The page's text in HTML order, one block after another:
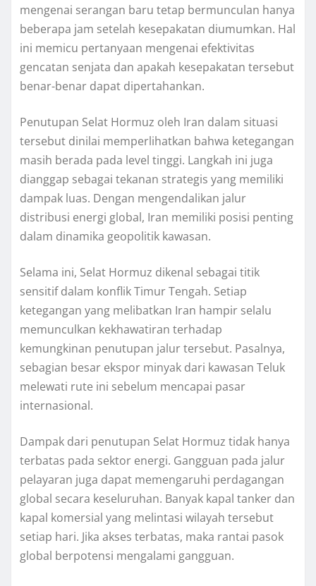
mengenai serangan baru tetap bermunculan hanya
beberapa jam setelah kesepakatan diumumkan. Hal
ini memicu pertanyaan mengenai efektivitas
gencatan senjata dan apakah kesepakatan tersebut
benar-benar dapat dipertahankan.
Penutupan Selat Hormuz oleh Iran dalam situasi
tersebut dinilai memperlihatkan bahwa ketegangan
masih berada pada level tinggi. Langkah ini juga
dianggap sebagai tekanan strategis yang memiliki
dampak luas. Dengan mengendalikan jalur
distribusi energi global, Iran memiliki posisi penting
dalam dinamika geopolitik kawasan.
Selama ini, Selat Hormuz dikenal sebagai titik
sensitif dalam konflik Timur Tengah. Setiap
ketegangan yang melibatkan Iran hampir selalu
memunculkan kekhawatiran terhadap
kemungkinan penutupan jalur tersebut. Pasalnya,
sebagian besar ekspor minyak dari kawasan Teluk
melewati rute ini sebelum mencapai pasar
internasional.
Dampak dari penutupan Selat Hormuz tidak hanya
terbatas pada sektor energi. Gangguan pada jalur
pelayaran juga dapat memengaruhi perdagangan
global secara keseluruhan. Banyak kapal tanker dan
kapal komersial yang melintasi wilayah tersebut
setiap hari. Jika akses terbatas, maka rantai pasok
global berpotensi mengalami gangguan.